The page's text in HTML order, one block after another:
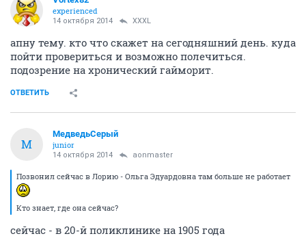
experienced
14 октября 2014 XXXL
апну тему. кто что скажет на сегодняшний день. куда
пойти провериться и возможно полечиться.
подозрение на хронический гайморит.
ОТВЕТИТЬ
М
МедведьСерый
junior
14 октября 2014 aonmaster
Позвонил сейчас в Лорию - Ольга Эдуардовна там больше не работает
Кто знает, где она сейчас?
сейчас - в 20-й поликлинике на 1905 года